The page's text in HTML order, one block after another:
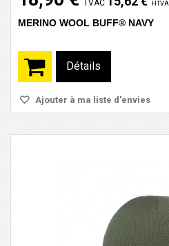
TVAC HTVA
MERINO WOOL BUFF® NAVY
Détails
Ajouter à ma liste d'envies